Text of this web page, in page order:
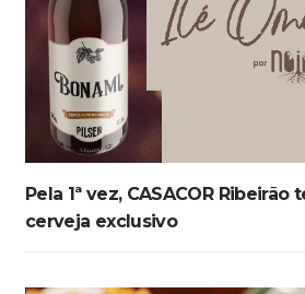
Pela 1ª vez, CASACOR Ribeirão
cerveja exclusivo